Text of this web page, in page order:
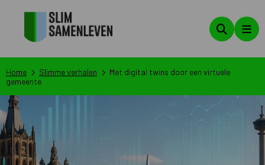
Zoeken
Home Slimme verhalen
Met digital twins door een virtuele
gemeente